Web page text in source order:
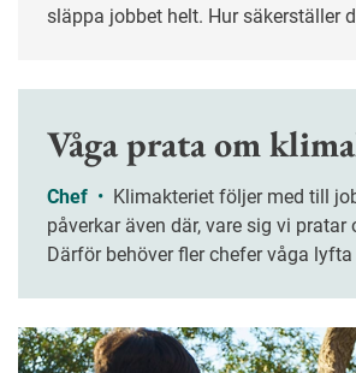
släppa jobbet helt. Hur säkerställer
Våga prata om
Chef •
påverkar även där, vare sig vi pratar
Därför behöver fler chefer våga